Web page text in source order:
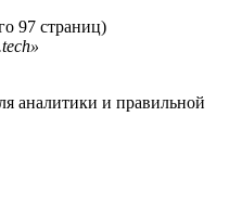
97 страниц)
аналитики и правильной